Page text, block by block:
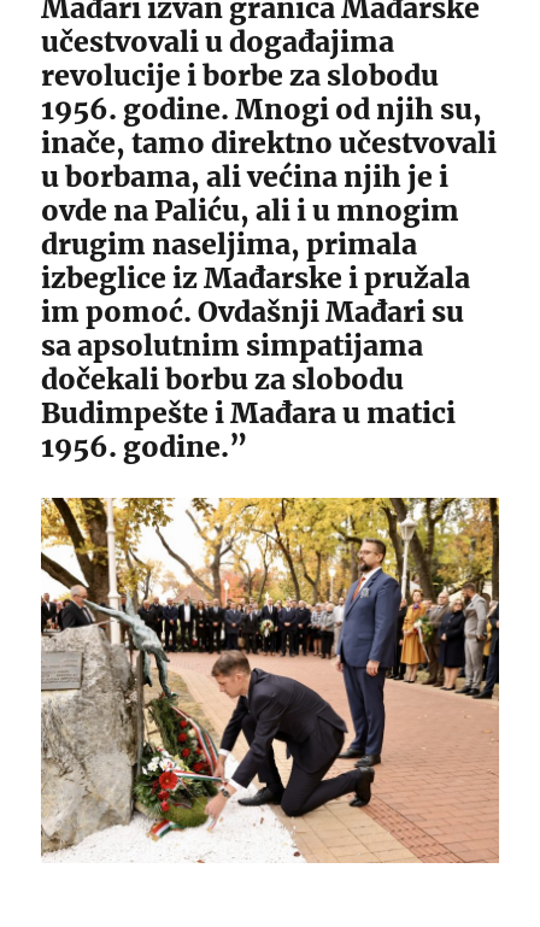
Mađari izvan granica Mađarske
učestvovali u događajima
revolucije i borbe za slobodu
1956. godine. Mnogi od njih su,
inače, tamo direktno učestvovali
u borbama, ali većina njih je i
ovde na Paliću, ali i u mnogim
drugim naseljima, primala
izbeglice iz Mađarske i pružala
im pomoć. Ovdašnji Mađari su
sa apsolutnim simpatijama
dočekali borbu za slobodu
Budimpešte i Mađara u matici
1956. godine.”